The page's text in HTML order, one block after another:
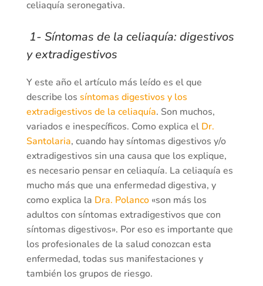
celiaquía seronegativa.
1- Síntomas de la celiaquía: digestivos
y extradigestivos
Y este año el artículo más leído es el que
describe los síntomas digestivos y los
extradigestivos de la celiaquía. Son muchos,
variados e inespecíficos. Como explica el Dr.
Santolaria, cuando hay síntomas digestivos y/o
extradigestivos sin una causa que los explique,
es necesario pensar en celiaquía. La celiaquía es
mucho más que una enfermedad digestiva, y
como explica la Dra. Polanco«son más los
adultos con síntomas extradigestivos que con
síntomas digestivos». Por eso es importante que
los profesionales de la salud conozcan esta
enfermedad, todas sus manifestaciones y
también los grupos de riesgo.